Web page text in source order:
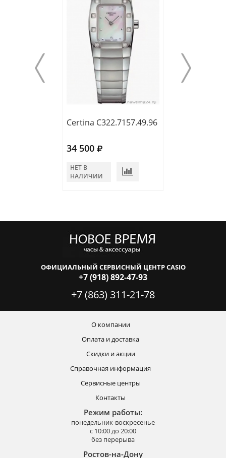
Certina C322.7157.49.96
34 500
НЕТ В
НАЛИЧИИ
ОФИЦИАЛЬНЫЙ СЕРВИСНЫЙ ЦЕНТР CASIO
+7 (918) 892-47-93
+7 (863) 311-21-78
О компании
Оплата и доставка
Скидки и акции
Справочная информация
Сервисные центры
Контакты
Режим работы:
понедельник-воскресенье
с 10:00 до 20:00
без перерыва
Ростов-на-Дону